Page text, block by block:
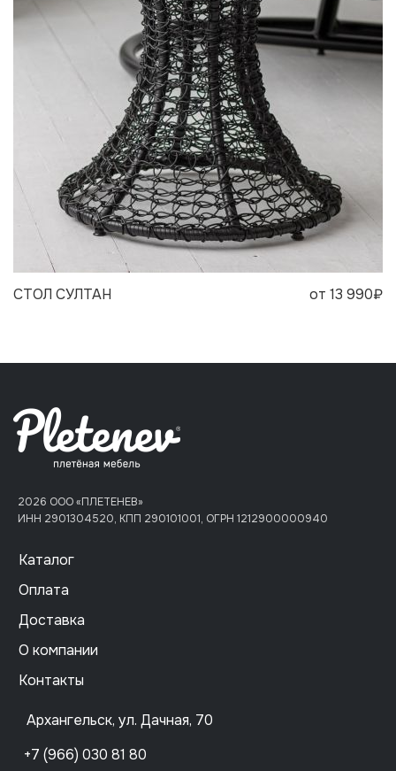
СТОЛ СУЛТАН от 13 990₽
2026 ООО «ПЛЕТЕНЕВ»
ИНН 2901304520, КПП 290101001, ОГРН 1212900000940
Каталог
Оплата
Доставка
О компании
Контакты
Архангельск, ул. Дачная, 70
+7 (966) 030 81 80